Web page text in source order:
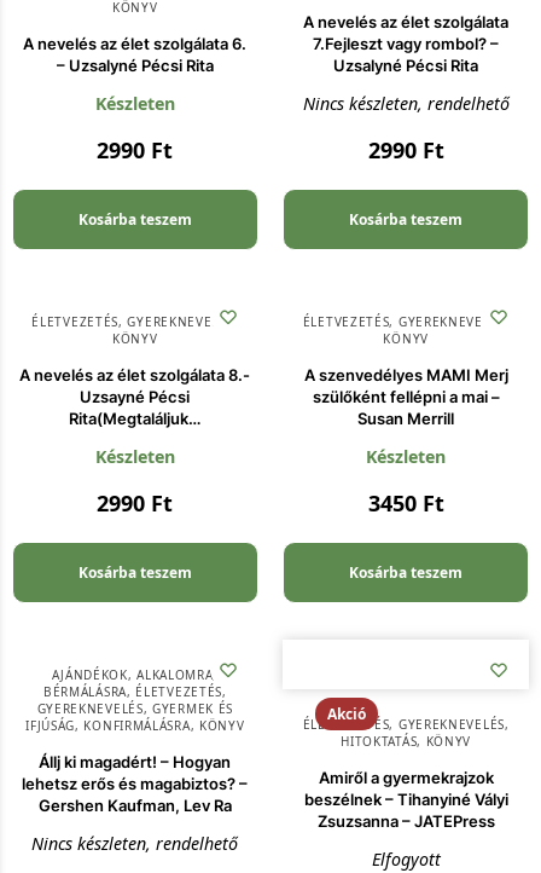
KÖNYV
A nevelés az élet szolgálata 6.
– Uzsalyné Pécsi Rita
Készleten
2990 Ft
Kosárba teszem
A nevelés az élet szolgálata
7.Fejleszt vagy rombol? –
Uzsalyné Pécsi Rita
Nincs készleten, rendelhető
2990 Ft
Kosárba teszem
ÉLETVEZETÉS,GYEREKNEVELÉS,
KÖNYV
A nevelés az élet szolgálata 8.-
Uzsayné Pécsi
Rita(Megtaláljuk…
Készleten
2990 Ft
Kosárba teszem
ÉLETVEZETÉS, GYEREKNEVELÉS,
KÖNYV
A szenvedélyes MAMI Merj
szülőként fellépni a mai –
Susan Merrill
Készleten
3450 Ft
Kosárba teszem
AJÁNDÉKOK,ALKALOMRA
BÉRMÁLÁSRA, ÉLETVEZETÉS,
GYEREKNEVELÉS,GYERMEK ÉS
IFJÚSÁG, KONFIRMÁLÁSRA, KÖNYV
Állj ki magadért! – Hogyan
lehetsz erős és magabiztos? –
Gershen Kaufman, Lev Ra
Nincs készleten, rendelhető
Akció
ÉLETVEZETÉS, GYEREKNEVELÉS,
HITOKTATÁS, KÖNYV
Amiről a gyermekrajzok
beszélnek – Tihanyiné Vályi
Zsuzsanna – JATEPress
Elfogyott